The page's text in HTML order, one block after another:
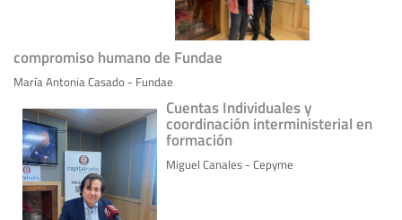
compromiso humano de Fundae
María Antonia Casado - Fundae
Cuentas Individuales y
coordinación interministerial en
formación
Miguel Canales - Cepyme